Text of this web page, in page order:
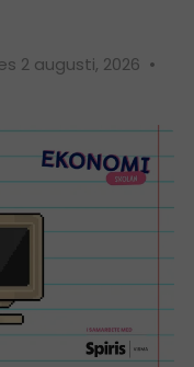
2 augusti, 2026 •